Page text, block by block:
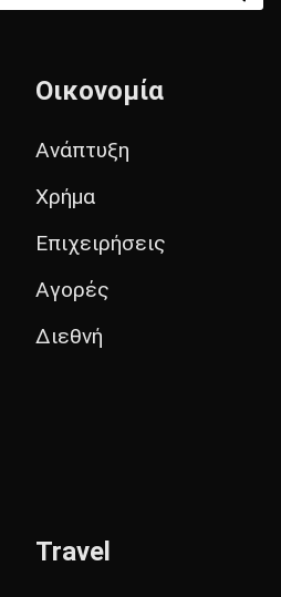
Οικονομία
Ανάπτυξη
Χρήμα
Επιχειρήσεις
Αγορές
Διεθνή
Travel